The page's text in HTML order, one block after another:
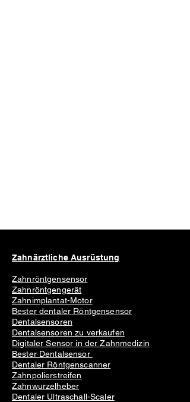
Zahnärztliche Ausrüstung
Zahnröntgensensor
Zahnröntgengerät
Zahnimplantat-Motor
Bester dentaler Röntgensensor
Dentalsensoren
Dentalsensoren zu verkaufen
Digitaler Sensor in der Zahnmedizin
Bester Dentalsensor
Dentaler Röntgenscanner
Zahnpolierstreifen
Zahnwurzelheber
Dentaler Ultraschall-Scaler